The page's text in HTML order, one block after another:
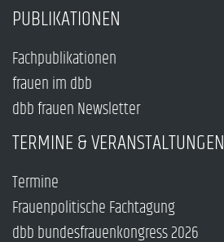
PUBLIKATIONEN
Fachpublikationen
frauen im dbb
dbb frauen Newsletter
TERMINE & VERANSTALTUNGEN
Termine
Frauenpolitische Fachtagung
dbb bundesfrauenkongress 2026